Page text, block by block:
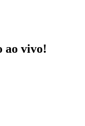
ao vivo!